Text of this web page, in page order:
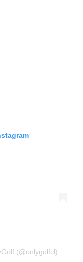
(@onlygolfcl)